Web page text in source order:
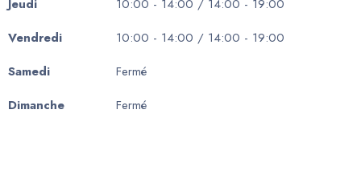
Jeudi
10:00 - 14:00 / 14:00 - 19:00
Vendredi
10:00 - 14:00 / 14:00 - 19:00
Samedi
Fermé
Dimanche
Fermé